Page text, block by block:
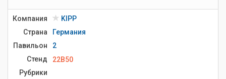
Компания
KIPP
Страна
Германия
Павильон
2
Стенд
22B50
Рубрики